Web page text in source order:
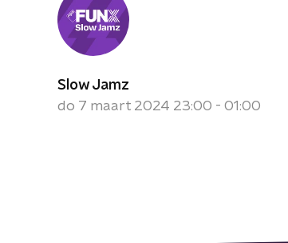
Slow Jamz
do 7 maart 2024 23:00 - 01:00